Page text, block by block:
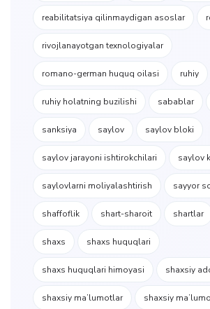
reabilitatsiya qilinmaydigan asoslar
rivojlanayotgan texnologiyalar
romano-german huquq oilasi ruhiy
ruhiy holatning buzilishi sabablar
sanksiya saylov saylov bloki
saylov jarayoni ishtirokchilari saylov
saylovlarni moliyalashtirish sayyor
shaffoflik shart-sharoit shartlar
shaxs shaxs huquqlari
shaxs huquqlari himoyasi shaxsiy
shaxsiy ma’lumotlar shaxsiy